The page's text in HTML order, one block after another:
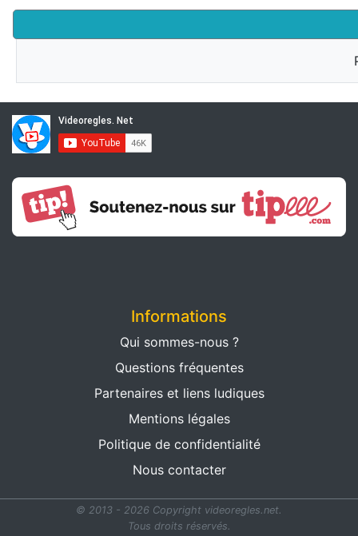
Informations
Qui sommes-nous ?
Questions fréquentes
Partenaires et liens ludiques
Mentions légales
Politique de confidentialité
Nous contacter
© 2013 - 2026 Copyright videoregles.net.
Tous droits réservés.